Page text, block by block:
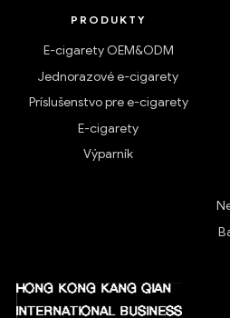
PRODUKTY
E-cigarety OEM&ODM
Jednorazové e-cigarety
Príslušenstvo pre e-cigarety
E-cigarety
Výparník